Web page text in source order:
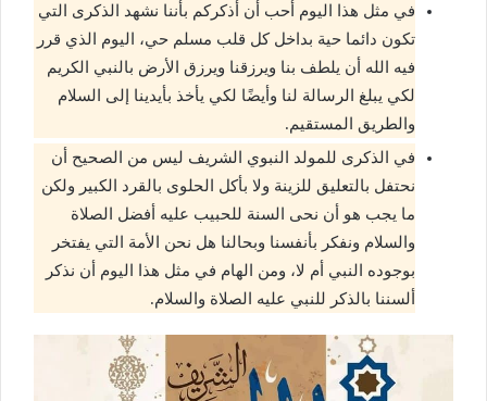
في مثل هذا اليوم أحب أن أذكركم بأننا نشهد الذكرى التي
تكون دائما حية بداخل كل قلب مسلم حي، اليوم الذي قرر
فيه الله أن يلطف بنا ويرزقنا ويرزق الأرض بالنبي الكريم
لكي يبلغ الرسالة لنا وأيضًا لكي يأخذ بأيدينا إلى السلام
والطريق المستقيم.
في الذكرى للمولد النبوي الشريف ليس من الصحيح أن
نحتفل بالتعليق للزينة ولا بأكل الحلوى بالقرد الكبير ولكن
ما يجب هو أن نحى السنة للحبيب عليه أفضل الصلاة
والسلام ونفكر بأنفسنا وبحالنا هل نحن الأمة التي يفتخر
بوجوده النبي أم لا، ومن الهام في مثل هذا اليوم أن نذكر
ألسننا بالذكر للنبي عليه الصلاة والسلام.